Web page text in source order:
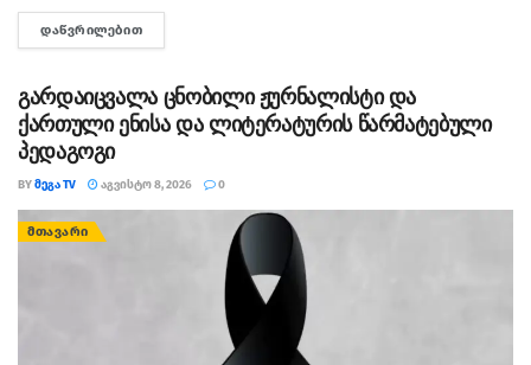
სურსათის უვნებლობის სპეციალისტი, ირაკლი არაბული
საუბრობს. „ბაზარი ითხოვს, რომ ქათამი იყოს...
ᲓᲐᲬᲕᲠᲘᲚᲔᲑᲘᲗ
გარდაიცვალა ცნობილი ჟურნალისტი და
ქართული ენისა და ლიტერატურის წარმატებული
პედაგოგი
BYᲛᲔᲒᲐ TV ᲐᲒᲕᲘᲡᲢᲝ 8, 2026 0
ᲛᲗᲐᲕᲐᲠᲘ